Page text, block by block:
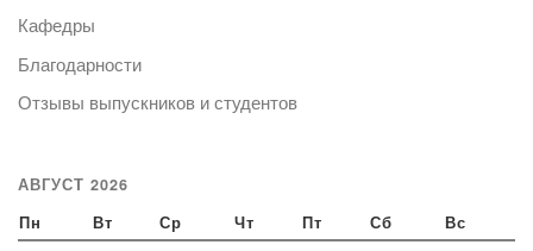
Кафедры
Благодарности
Отзывы выпускников и студентов
АВГУСТ 2026
Пн Вт Ср Чт Пт Сб Вс